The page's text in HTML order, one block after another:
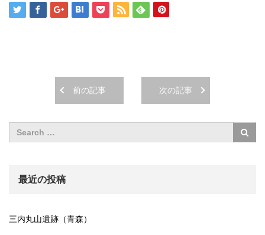
前の記事 次の記事
最近の投稿
三内丸山遺跡（青森）